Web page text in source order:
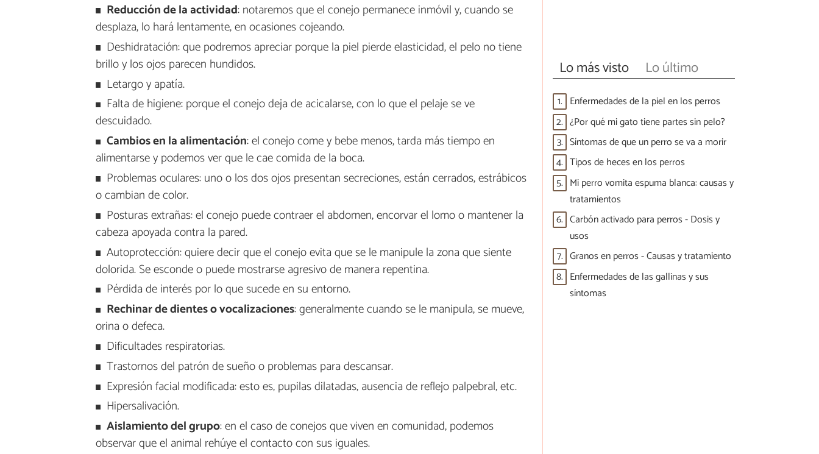
Reducción de la actividad: notaremos que el conejo permanece inmóvil y, cuando se
desplaza, lo hará lentamente, en ocasiones cojeando.
Deshidratación: que podremos apreciar porque la piel pierde elasticidad, el pelo no tiene
brillo y los ojos parecen hundidos.
Letargo y apatía.
Falta de higiene: porque el conejo deja de acicalarse, con lo que el pelaje se ve
descuidado.
Cambios en la alimentación: el conejo come y bebe menos, tarda más tiempo en
alimentarse y podemos ver que le cae comida de la boca.
Problemas oculares: uno o los dos ojos presentan secreciones, están cerrados, estrábicos
o cambian de color.
Posturas extrañas: el conejo puede contraer el abdomen, encorvar el lomo o mantener la
cabeza apoyada contra la pared.
Autoprotección: quiere decir que el conejo evita que se le manipule la zona que siente
dolorida. Se esconde o puede mostrarse agresivo de manera repentina.
Pérdida de interés por lo que sucede en su entorno.
Rechinar de dientes o vocalizaciones: generalmente cuando se le manipula, se mueve,
orina o defeca.
Dificultades respiratorias.
Trastornos del patrón de sueño o problemas para descansar.
Expresión facial modificada: esto es, pupilas dilatadas, ausencia de reflejo palpebral, etc.
Hipersalivación.
Aislamiento del grupo: en el caso de conejos que viven en comunidad, podemos
observar que el animal rehúye el contacto con sus iguales.
Lo más visto Lo último
1. Enfermedades de la piel en los perros
2. ¿Por qué mi gato tiene partes sin pelo?
3. Síntomas de que un perro se va a morir
4. Tipos de heces en los perros
5. Mi perro vomita espuma blanca: causas y
tratamientos
6. Carbón activado para perros - Dosis y
usos
7. Granos en perros - Causas y tratamiento
8. Enfermedades de las gallinas y sus
síntomas